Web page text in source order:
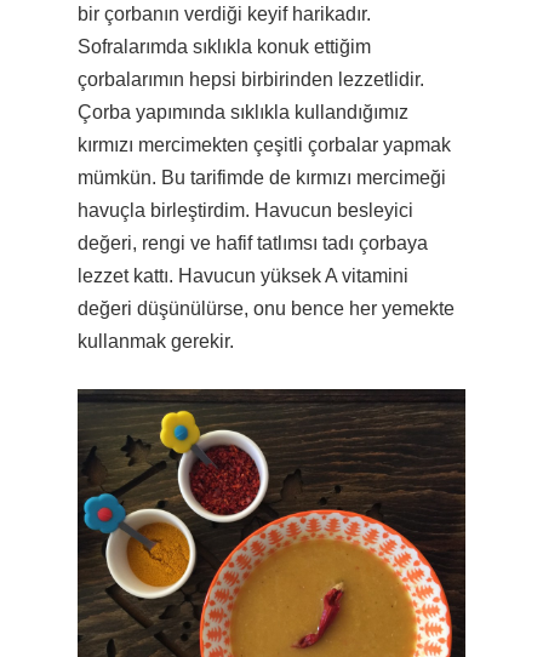
bir çorbanın verdiği keyif harikadır.
Sofralarımda sıklıkla konuk ettiğim
çorbalarımın hepsi birbirinden lezzetlidir.
Çorba yapımında sıklıkla kullandığımız
kırmızı mercimekten çeşitli çorbalar yapmak
mümkün. Bu tarifimde de kırmızı mercimeği
havuçla birleştirdim. Havucun besleyici
değeri, rengi ve hafif tatlımsı tadı çorbaya
lezzet kattı. Havucun yüksek A vitamini
değeri düşünülürse, onu bence her yemekte
kullanmak gerekir.